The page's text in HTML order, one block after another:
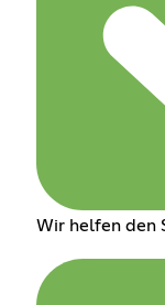
Wir helfen den